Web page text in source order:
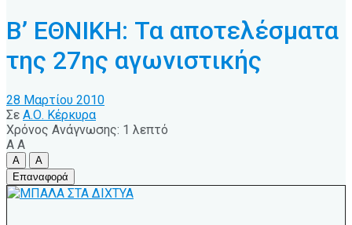
Β’ ΕΘΝΙΚΗ: Τα αποτελέσματα
της 27ης αγωνιστικής
28 Μαρτίου 2010
Σε Α.Ο. Κέρκυρα
Χρόνος Ανάγνωσης: 1 λεπτό
A A
A
A
Επαναφορά